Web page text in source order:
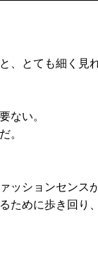
、とても細く見
ない。
。
ッションセンス
ために歩き回り